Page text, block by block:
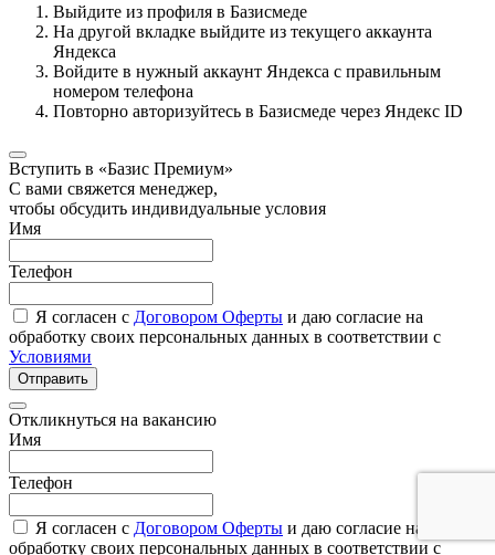
Выйдите из профиля в Базисмеде
На другой вкладке выйдите из текущего аккаунта
Яндекса
Войдите в нужный аккаунт Яндекса с правильным
номером телефона
Повторно авторизуйтесь в Базисмеде через Яндекс ID
Вступить в «Базис Премиум»
С вами свяжется менеджер,
чтобы обсудить индивидуальные условия
Имя
Телефон
Я согласен с Договором Оферты и даю согласие на
обработку своих персональных данных в соответствии с
Условиями
Отправить
Откликнуться на вакансию
Имя
Телефон
Я согласен с Договором Оферты и даю согласие на
обработку своих персональных данных в соответствии с